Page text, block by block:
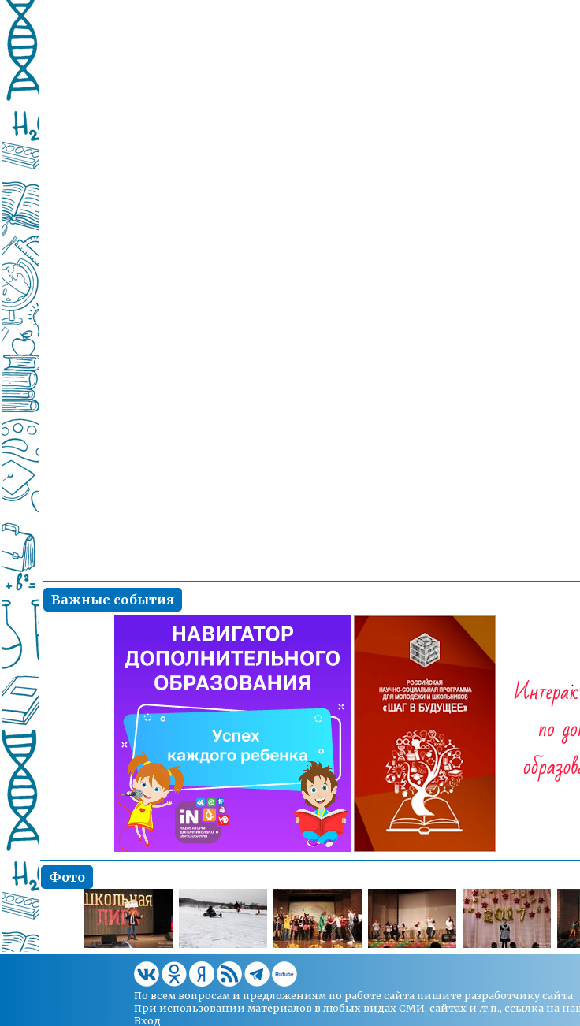
Важные события
Фото
По всем вопросам и предложениям по работе сайта пишите разработчику сайта
При использовании материалов в любых видах СМИ, сайтах и .т.п., ссылка на
Вход